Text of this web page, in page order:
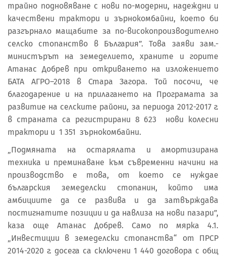
трайно подновяване с нови по-модерни, надеждни и
качествени трактори и зърнокомбайни, което би
разгърнало мащабите за по-високопроизводително
селско стопанство в България”. Това заяви зам.-
министърът на земеделието, храните и горите
Атанас Добрев при откриването на изложението
БАТА АГРО–2018 в Стара Загора. Той посочи, че
благодарение и на прилагането на Програмата за
развитие на селските райони, за периода 2012-2017 г.
в страната са регистрирани 8 623 нови колесни
трактори и 1 351 зърнокомбайни.
„Подмяната на остарялата и амортизирана
техника и преминаване към съвременни начини на
производство е това, от което се нуждае
българския земеделски стопанин, който има
амбициите да се развива и да затвърждава
постигнатите позиции и да навлиза на нови пазари”,
каза още Атанас Добрев. Само по мярка 4.1.
„Инвестиции в земеделски стопанства“ от ПРСР
2014-2020 г. досега са сключени 1 440 договора с общ